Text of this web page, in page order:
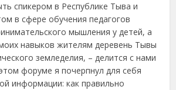
спикером в Республике Тыва и
в сфере обучения педагогов
мышления у детей, а
навыков жителям деревень Тывы
земледелия, – делится с нами
форуме я почерпнул для себя
информации: как правильно